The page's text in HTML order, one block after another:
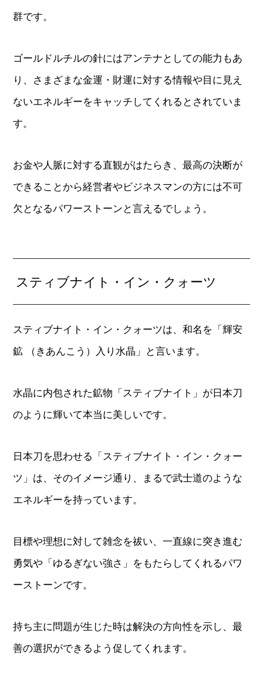
群です。
ゴールドルチルの針にはアンテナとしての能力もあ
り、さまざまな金運・財運に対する情報や目に見え
ないエネルギーをキャッチしてくれるとされていま
す。
お金や人脈に対する直観がはたらき、最高の決断が
できることから経営者やビジネスマンの方には不可
欠となるパワーストーンと言えるでしょう。
スティブナイト・イン・クォーツ
スティブナイト・イン・クォーツは、和名を「輝安
鉱 （きあんこう）入り水晶」と言います。
水晶に内包された鉱物「スティブナイト」が日本刀
のように輝いて本当に美しいです。
日本刀を思わせる「スティブナイト・イン・クォー
ツ」は、そのイメージ通り、まるで武士道のような
エネルギーを持っています。
目標や理想に対して雑念を祓い、一直線に突き進む
勇気や「ゆるぎない強さ」をもたらしてくれるパワ
ーストーンです。
持ち主に問題が生じた時は解決の方向性を示し、最
善の選択ができるよう促してくれます。